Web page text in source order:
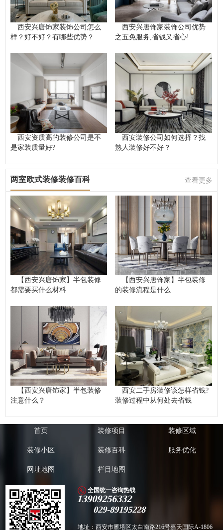
西安兴唐饰家装饰公司怎么
样？好不好？有哪些优势？
西安兴唐饰家装饰公司优势
之五免服务,省钱又省心!
西安资质高的装修公司是不
是家装质量好?
西安装修公司如何选择？找
熟人装修好不好？
两室欧式装修装修百科 查看更多
【西安兴唐饰家】半包装修
都需要买什么材料
【西安兴唐饰家】半包装修
的装修流程是什么
【西安兴唐饰家】半包装修
注意什么？
西安二手房装修该怎样省钱?
装修过程中从何处去省钱
首页 装修项目 装修区域
装修小区 装修百科 服务优化
网址地图 栏目地图
全国统一咨询热线
13909256332
029-89195228
地址：西安市雁塔区太白南路216号嘉天国际A-1806